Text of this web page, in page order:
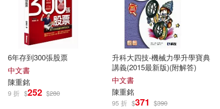
6年存到300張股票
中文書
陳重銘
9 折 $252 $280
升科大四技-機械力學升學寶典
講義(2015最新版)(附解答)
中文書
陳重銘
95 折 $371 $390